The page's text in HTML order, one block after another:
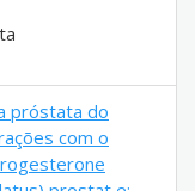
próstata do
com o